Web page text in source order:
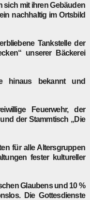
sich mit ihren Gebäuden
nachhaltig im Ortsbild
Tankstelle der
unserer Bäckerei
hinaus bekannt und
Feuerwehr, der
der Stammtisch „Die
für alle Altersgruppen
fester kultureller
Glaubens und 10 %
Die Gottesdienste